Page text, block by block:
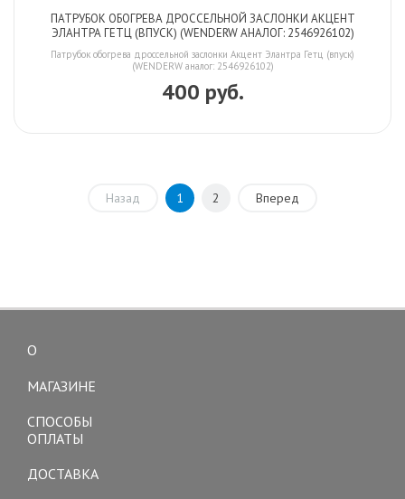
ПАТРУБОК ОБОГРЕВА ДРОССЕЛЬНОЙ ЗАСЛОНКИ АКЦЕНТ
ЭЛАНТРА ГЕТЦ (ВПУСК) (WENDERW АНАЛОГ: 2546926102)
Патрубок обогрева дроссельной заслонки Акцент Элантра Гетц (впуск)
(WENDERW аналог: 2546926102)
400 руб.
Назад 1 2 Вперед
О
МАГАЗИНЕ
СПОСОБЫ
ОПЛАТЫ
ДОСТАВКА